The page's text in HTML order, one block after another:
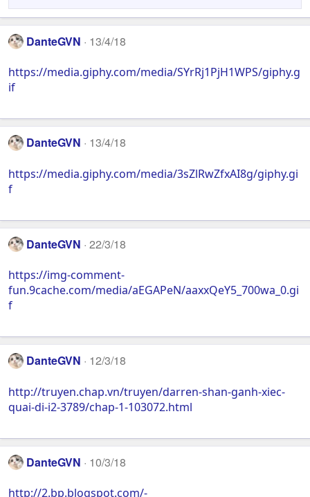
DanteGVN 13/4/18
https://media.giphy.com/media/SYrRj1PjH1WPS/giphy.g
if
DanteGVN 13/4/18
https://media.giphy.com/media/3sZlRwZfxAI8g/giphy.gi
f
DanteGVN 22/3/18
https://img-comment-
fun.9cache.com/media/aEGAPeN/aaxxQeY5_700wa_0.gi
f
DanteGVN 12/3/18
http://truyen.chap.vn/truyen/darren-shan-ganh-xiec-
quai-di-i2-3789/chap-1-103072.html
DanteGVN 10/3/18
http://2.bp.blogspot.com/-